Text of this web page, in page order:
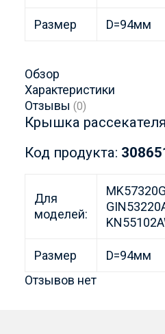
Размер D=94мм
Обзор
Характеристики
Отзывы (0)
Крышка
Код продукта:
Для
моделей:
Размер
D=94мм
Отзывов нет